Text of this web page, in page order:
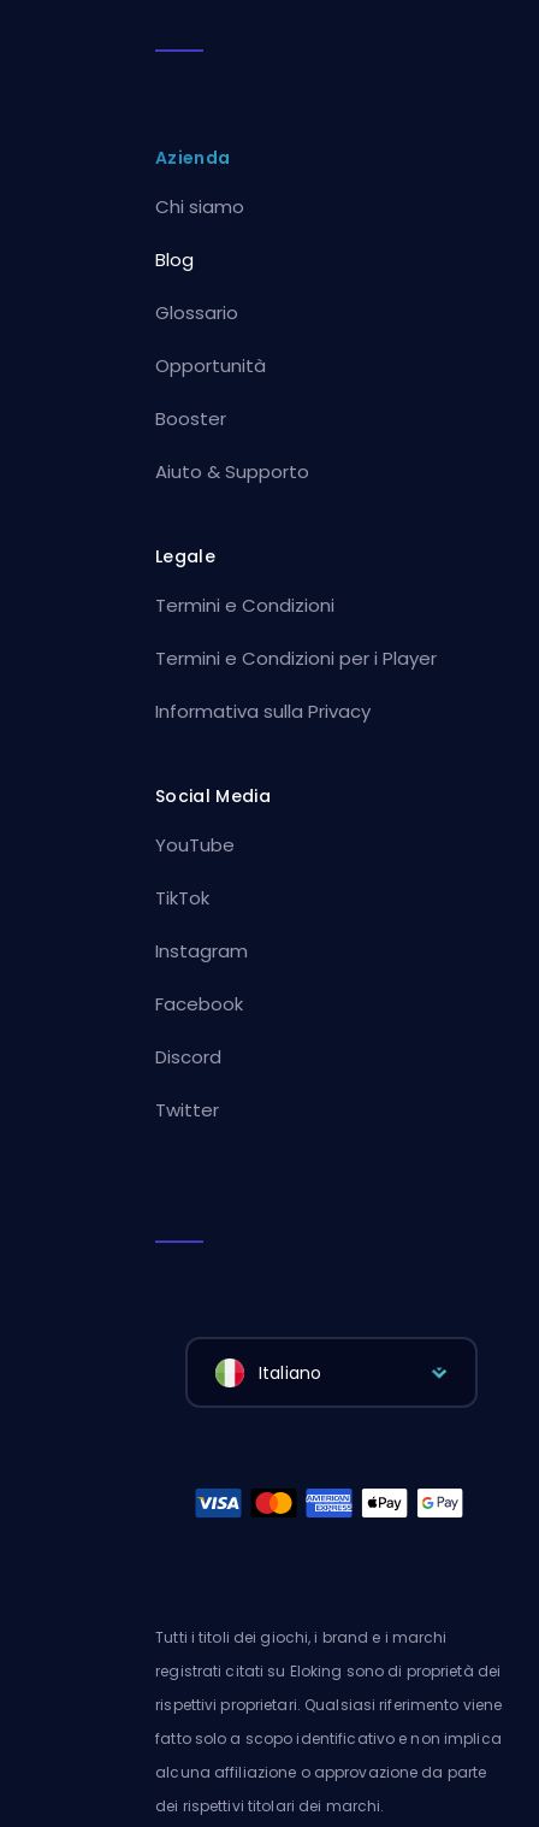
Azienda
Chi siamo
Blog
Glossario
Opportunità
Booster
Aiuto & Supporto
Legale
Termini e Condizioni
Termini e Condizioni per i Player
Informativa sulla Privacy
Social Media
YouTube
TikTok
Instagram
Facebook
Discord
Twitter
Italiano
Tutti i titoli dei giochi, i brand e i marchi
registrati citati su Eloking sono di proprietà dei
rispettivi proprietari. Qualsiasi riferimento viene
fatto solo a scopo identificativo e non implica
alcuna affiliazione o approvazione da parte
dei rispettivi titolari dei marchi.